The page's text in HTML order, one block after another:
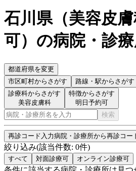
石川県（美容皮
可） の病院・診
都道府県を変更
市区町村からさがす 路線・駅からさがす
診療科からさがす
美容皮膚科
特徴からさがす
明日予約可
検索
再診コード入力病院・診療所から再診コー
絞り込み(該当件数: 0件)
すべて 対面診療可 オンライン診療可